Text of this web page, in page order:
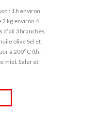
: 1 h environ
2 kg environ 4
d’ail 3 branches
olive Sel et
à 200°C (th.
miel. Saler et